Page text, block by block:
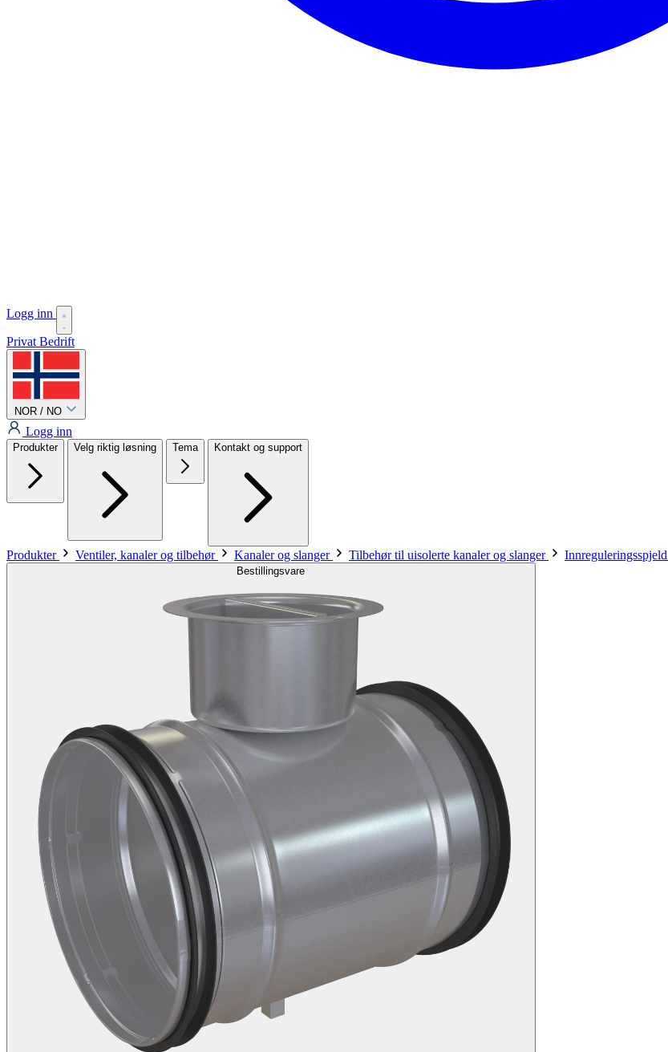
Logg inn
Privat Bedrift
NOR / NO
Logg inn
Produkter Velg riktig løsning Tema Kontakt og support
Produkter Ventiler, kanaler og tilbehør Kanaler og slanger Tilbehør til uisolerte kanaler og slanger Innreguleringsspjeld
Bestillingsvare